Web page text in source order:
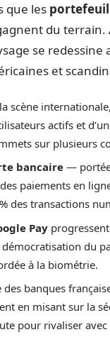
que les
du terrain.
se redessine
et
scène
actifs et
sur plusieurs
bancaire — portée
paiements en
des transactions
Pay
du
à la biométrie.
banques
en misant sur la
pour rivaliser